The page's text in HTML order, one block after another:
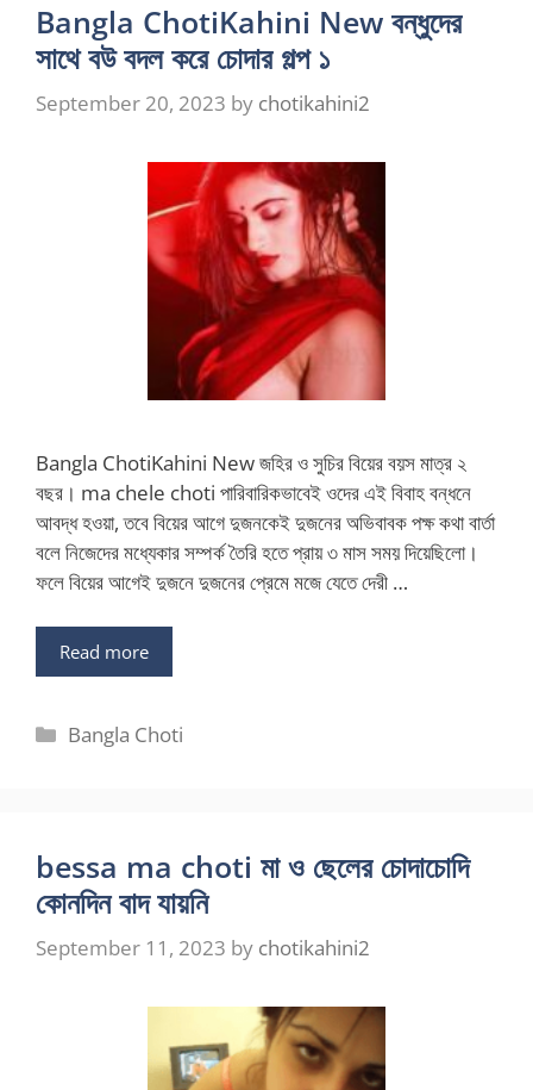
Bangla ChotiKahini New বন্ধুদের
সাথে বউ বদল করে চোদার গল্প ১
September 20, 2023 by chotikahini2
Bangla ChotiKahini New জহির ও সুচির বিয়ের বয়স মাত্র ২
বছর। ma chele choti পারিবারিকভাবেই ওদের এই বিবাহ বন্ধনে
আবদ্ধ হওয়া, তবে বিয়ের আগে দুজনকেই দুজনের অভিবাবক পক্ষ কথা বার্তা
বলে নিজেদের মধ্যেকার সম্পর্ক তৈরি হতে প্রায় ৩ মাস সময় দিয়েছিলো।
ফলে বিয়ের আগেই দুজনে দুজনের প্রেমে মজে যেতে দেরী …
Read more
Categories
Bangla Choti
bessa ma choti মা ও ছেলের চোদাচোদি
কোনদিন বাদ যায়নি
September 11, 2023 by chotikahini2